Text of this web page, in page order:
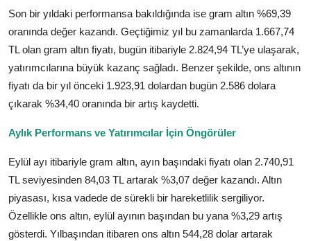
Son bir yıldaki performansa bakıldığında ise gram altın %69,39
oranında değer kazandı. Geçtiğimiz yıl bu zamanlarda 1.667,74
TL olan gram altın fiyatı, bugün itibariyle 2.824,94 TL’ye ulaşarak,
yatırımcılarına büyük kazanç sağladı. Benzer şekilde, ons altının
fiyatı da bir yıl önceki 1.923,91 dolardan bugün 2.586 dolara
çıkarak %34,40 oranında bir artış kaydetti.
Aylık Performans ve Yatırımcılar İçin Öngörüler
Eylül ayı itibariyle gram altın, ayın başındaki fiyatı olan 2.740,91
TL seviyesinden 84,03 TL artarak %3,07 değer kazandı. Altın
piyasası, kısa vadede de sürekli bir hareketlilik sergiliyor.
Özellikle ons altın, eylül ayının başından bu yana %3,29 artış
gösterdi. Yılbaşından itibaren ons altın 544,28 dolar artarak